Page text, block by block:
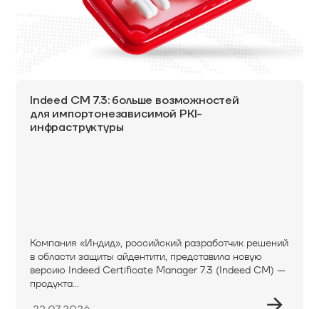
Indeed CM 7.3: больше возможностей
для импортонезависимой PKI-
инфраструктуры
Компания «Индид», российский разработчик решений
в области защиты айдентити, представила новую
версию Indeed Certificate Manager 7.3 (Indeed CM) —
продукта...